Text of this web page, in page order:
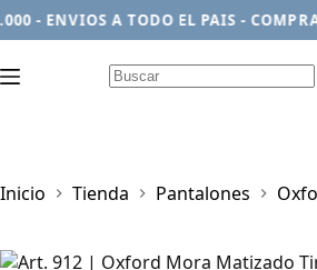
ENVIOS A TODO EL PAIS -
Inicio Tienda Pantalones